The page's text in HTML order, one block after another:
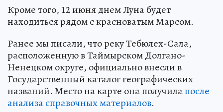
Кроме того, 12 июня днем Луна будет
находиться рядом с красноватым Марсом.
Ранее мы писали, что реку Тебюлех-Сала,
расположенную в Таймырском Долгано-
Ненецком округе, официально внесли в
Государственный каталог географических
названий. Место на карте она получилапосле
анализа справочных материалов.